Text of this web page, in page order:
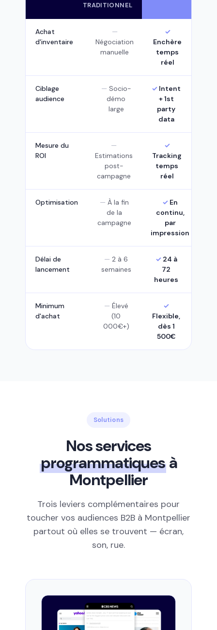
TRADITIONNEL
Achat
d'inventaire
Négociation
manuelle
Enchère
temps
réel
Ciblage
audience
Socio-
démo
large
Intent
+ 1st
party
data
Mesure du
ROI
Estimations
post-
campagne
Tracking
temps
réel
Optimisation
À la fin
de la
campagne
En
continu,
par
impression
Délai de
lancement
2 à 6
semaines
24 à
72
heures
Minimum
d'achat
Élevé
(10
000€+)
Flexible,
dès 1
500€
Solutions
Nos services
programmatiques à
Montpellier
Trois leviers complémentaires pour
toucher vos audiences B2B à Montpellier
partout où elles se trouvent — écran,
son, rue.